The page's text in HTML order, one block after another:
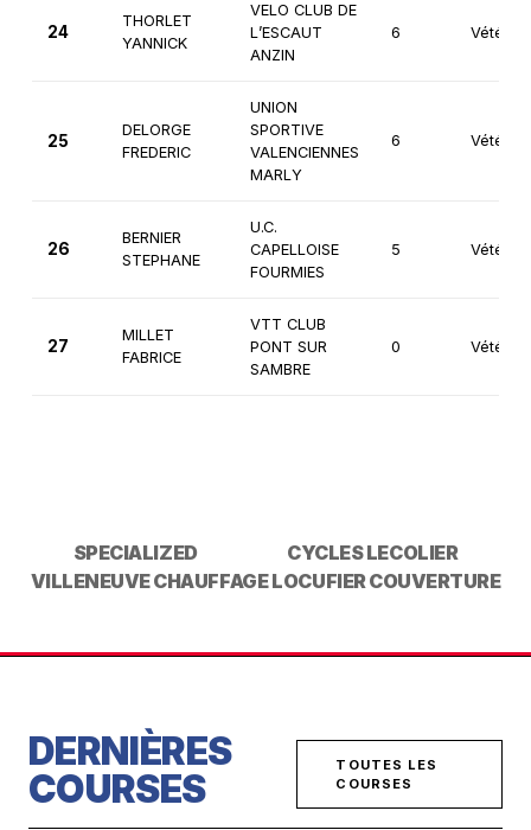
24
THORLET
YANNICK
VELO CLUB DE
L’ESCAUT
ANZIN
6
25
DELORGE
FREDERIC
UNION
SPORTIVE
VALENCIENNES
MARLY
6
26
BERNIER
STEPHANE
U.C.
CAPELLOISE
FOURMIES
5
27
MILLET
FABRICE
VTT CLUB
PONT SUR
SAMBRE
0
SPECIALIZED
CYCLES LECOLIER
VILLENEUVE CHAUFFAGELOCUFIER COUVERTURE
DERNIÈRES
COURSES
TOUTES LES
COURSES